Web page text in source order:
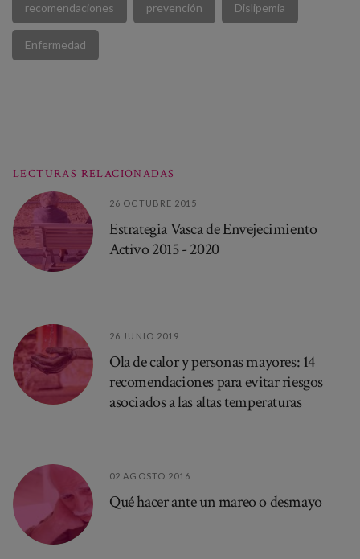
recomendaciones prevención Dislipemia
Enfermedad
LECTURAS RELACIONADAS
26 OCTUBRE 2015
Estrategia Vasca de Envejecimiento
Activo 2015 - 2020
26 JUNIO 2019
Ola de calor y personas mayores: 14
recomendaciones para evitar riesgos
asociados a las altas temperaturas
02 AGOSTO 2016
Qué hacer ante un mareo o desmayo